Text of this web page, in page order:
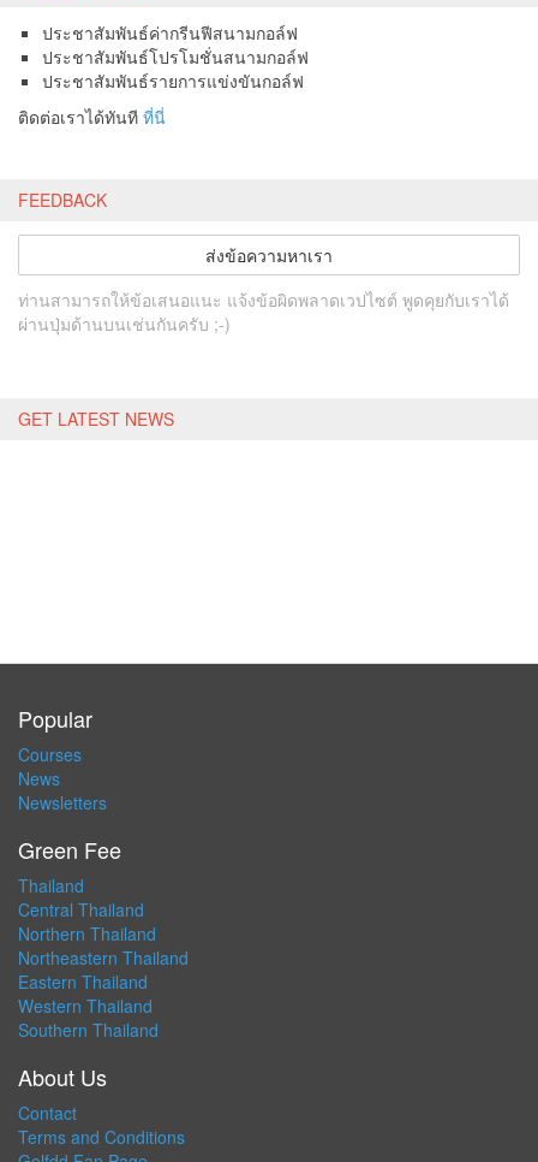
ประชาสัมพันธ์ค่ากรีนฟีสนามกอล์ฟ
ประชาสัมพันธ์โปรโมชั่นสนามกอล์ฟ
ประชาสัมพันธ์รายการแข่งขันกอล์ฟ
ติดต่อเราได้ทันที ที่นี่
FEEDBACK
ส่งข้อความหาเรา
ท่านสามารถให้ข้อเสนอแนะ แจ้งข้อผิดพลาดเวปไซต์ พูดคุยกับเราได้
ผ่านปุ่มด้านบนเช่นกันครับ ;-)
GET LATEST NEWS
Popular
Courses
News
Newsletters
Green Fee
Thailand
Central Thailand
Northern Thailand
Northeastern Thailand
Eastern Thailand
Western Thailand
Southern Thailand
About Us
Contact
Terms and Conditions